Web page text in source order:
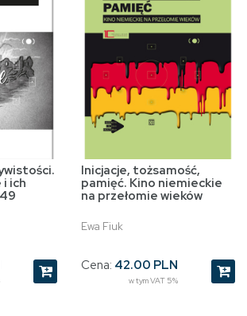
ich
Inicjacje, tożsamość,
pamięć. Kino niemieckie
na przełomie wieków
Ewa Fiuk
Cena: 42.00 PLN
w tym VAT 5%